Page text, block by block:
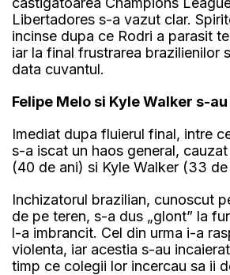
Libertadores s-a vazut clar.
incinse dupa ce Rodri a parasit
iar la final frustrarea brazilienilor
data cuvantul.
Felipe Melo si Kyle Walker s-
Imediat dupa fluierul final, intre
s-a iscat un haos general,
(40 de ani) si Kyle Walker (33 de
Inchizatorul brazilian, cunoscut
de pe teren, s-a dus „glont” la
l-a imbrancit. Cel din urma i-a
violenta, iar acestia s-au
timp ce colegii lor incercau sa ii